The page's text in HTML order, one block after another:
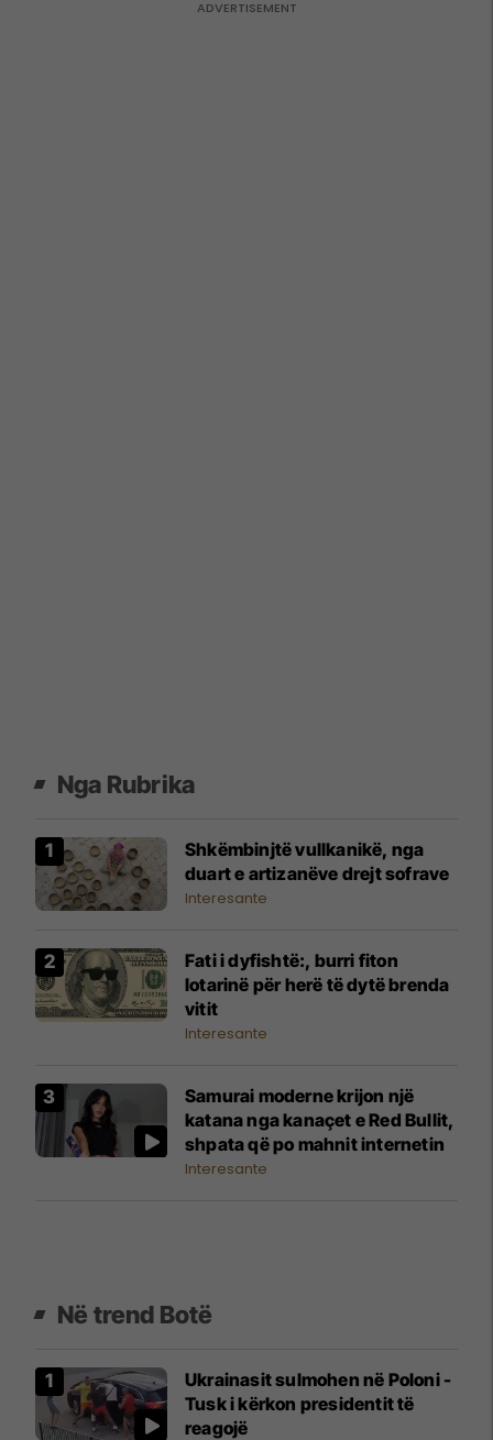
Nga Rubrika
Shkëmbinjtë vullkanikë, nga
duart e artizanëve drejt sofrave
Interesante
Fati i dyfishtë:, burri fiton
lotarinë për herë të dytë brenda
vitit
Interesante
Samurai moderne krijon një
katana nga kanaçet e Red Bullit,
shpata që po mahnit internetin
Interesante
Në trend Botë
Ukrainasit sulmohen në Poloni -
Tusk i kërkon presidentit të
reagojë